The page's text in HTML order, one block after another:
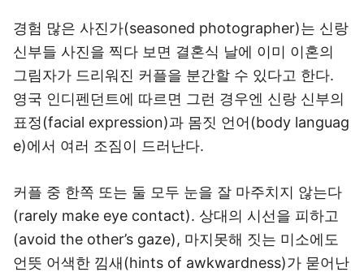
경험 많은 사진가(seasoned photographer)는 신랑
신부들 사진을 찍다 보면 결혼식 날에 이미 이혼의
그림자가 드리워진 커플을 분간할 수 있다고 한다.
영국 인디펜던트에 따르면 그런 경우엔 신랑 신부의
표정(facial expression)과 몸짓 언어(body languag
e)에서 여러 조짐이 드러난다.
커플 중 한쪽 또는 둘 모두 눈을 잘 마주치지 않는다
(rarely make eye contact). 상대의 시선을 피하고
(avoid the other’s gaze), 마지못해 짓는 미소에도
언뜻 어색한 낌새(hints of awkwardness)가 묻어난